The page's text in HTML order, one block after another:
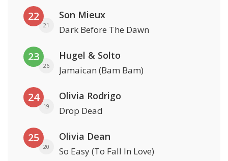
22
21
Son Mieux
Dark Before The Dawn
23
26
Hugel & Solto
Jamaican (Bam Bam)
24
19
Olivia Rodrigo
Drop Dead
25
20
Olivia Dean
So Easy (To Fall In Love)